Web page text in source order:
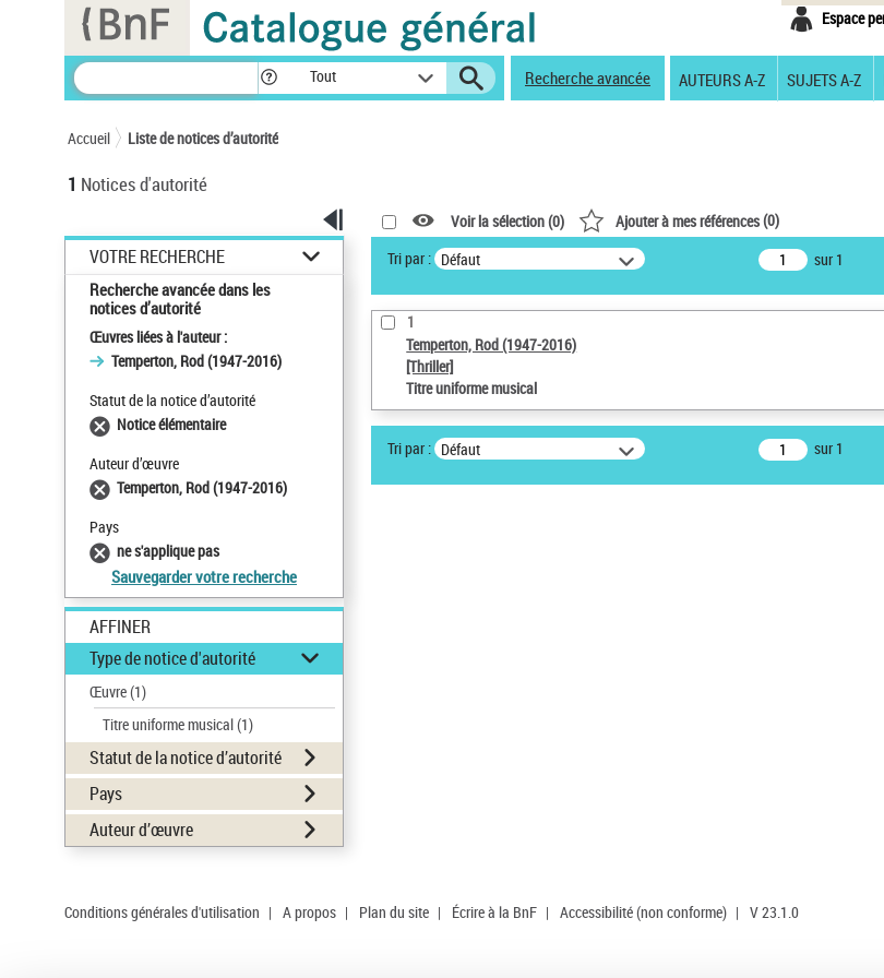
Espace
Tout Recherche avancée AUTEURS A-Z SUJETS A-Z
Accueil Liste de notices d’autorité
1 Notices d'autorité
VOTRE RECHERCHE
Recherche avancée dans les
notices d’autorité
Œuvres liées à l'auteur :
Temperton, Rod (1947-2016)
Statut de la notice d’autorité
Notice élémentaire
Auteur d’œuvre
Temperton, Rod (1947-2016)
Pays
ne s'applique pas
Sauvegarder votre recherche
AFFINER
Type de notice d'autorité
Œuvre(1)
Titre uniforme musical(1)
Statut de la notice d’autorité
Pays
Auteur d’œuvre
Voir la sélection (0) Ajouter à mes références(0)
Tri par : Défaut sur 1
1
Temperton, Rod (1947-2016)
[Thriller]
Titre uniforme musical
Tri par : Défaut sur 1
Conditions générales d'utilisation | A propos | Plan du site | Écrire à la BnF | Accessibilité (non conforme) | V 23.1.0
Panneau de gestion des cookies